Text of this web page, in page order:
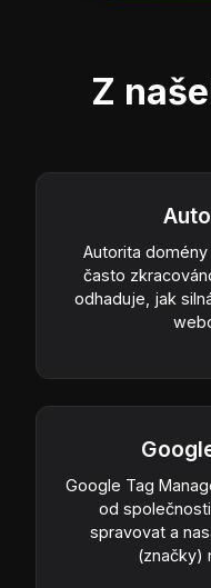
Z
Autorita domény
často
odhaduje, jak
Google Tag
od
spravovat a
(značky)